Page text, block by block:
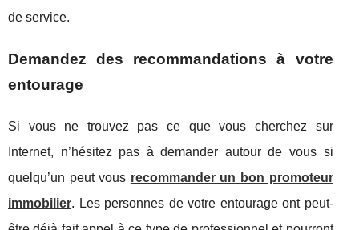
de service.
Demandez des recommandations à votre
entourage
Si vous ne trouvez pas ce que vous cherchez sur
Internet, n’hésitez pas à demander autour de vous si
quelqu’un peut vous recommander un bon promoteur
immobilier. Les personnes de votre entourage ont peut-